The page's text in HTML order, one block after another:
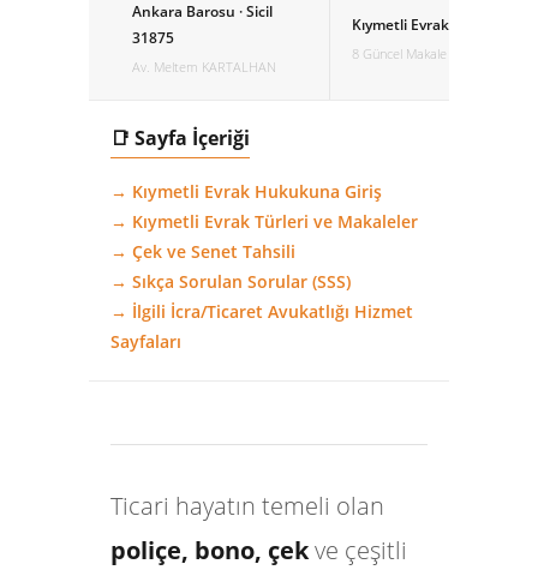
Ankara Barosu · Sicil
31875
Av. Meltem KARTALHAN
Kıymetli Evrak Hukuku
8 Güncel Makale
📑 Sayfa İçeriği
→ Kıymetli Evrak Hukukuna Giriş
→ Kıymetli Evrak Türleri ve Makaleler
→ Çek ve Senet Tahsili
→ Sıkça Sorulan Sorular (SSS)
→ İlgili İcra/Ticaret Avukatlığı Hizmet
Sayfaları
Ticari hayatın temeli olan
poliçe, bono, çekve çeşitli